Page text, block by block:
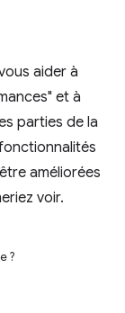
aider à
et à
parties de la
améliorées
voir.
?